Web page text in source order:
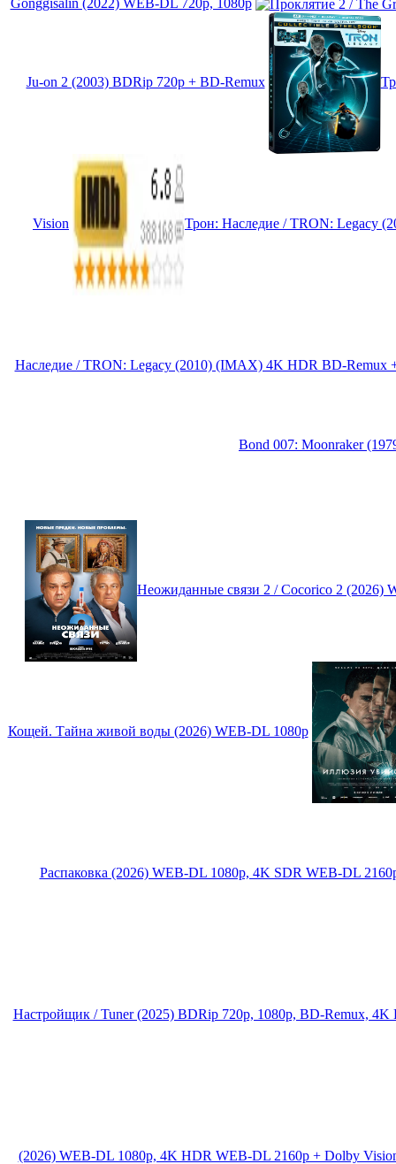
Gonggisalin (2022) WEB-DL 720p, 1080p
Ju-on 2 (2003) BDRip 720p + BD-Remux
Vision Трон: Наследие / TRON: Legacy
Наследие / TRON: Legacy (2010) (IMAX) 4K HDR BD-Remux
Bond 007: Moonraker
Неожиданные связи 2 / Cocorico 2
Кощей. Тайна живой воды (2026) WEB-DL 1080p
Распаковка (2026) WEB-DL 1080p, 4K SDR WEB-DL
Настройщик / Tuner (2025) BDRip 720p, 1080p, BD-Remux,
(2026) WEB-DL 1080p, 4K HDR WEB-DL 2160p + Dolby